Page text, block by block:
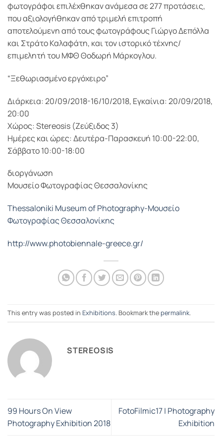
φωτογράφοι επιλέχθηκαν ανάμεσα σε 277 προτάσεις,
που αξιολογήθηκαν από τριμελή επιτροπή
αποτελούμενη από τους φωτογράφους Γιώργο Δεπόλλα
και Στράτο Καλαφάτη, και τον ιστορικό τέχνης/
επιμελητή του ΜΦΘ Θοδωρή Μάρκογλου.
“Ξεθωριασμένο εργόχειρο”
Διάρκεια: 20/09/2018-16/10/2018, Εγκαίνια: 20/09/2018,
20:00
Χώρος: Stereosis (Ζεύξιδος 3)
Ημέρες και ώρες: Δευτέρα-Παρασκευή 10:00-22:00,
Σάββατο 10:00-18:00
διοργάνωση
Μουσείο Φωτογραφίας Θεσσαλονίκης
Thessaloniki Museum of Photography-Μουσείο
Φωτογραφίας Θεσσαλονίκης
http://www.photobiennale-greece.gr/
This entry was posted in Exhibitions. Bookmark the permalink.
STEREOSIS
99 Hours On View
Photography Exhibition 2018
FotoFilmic17 | Photography
Exhibition